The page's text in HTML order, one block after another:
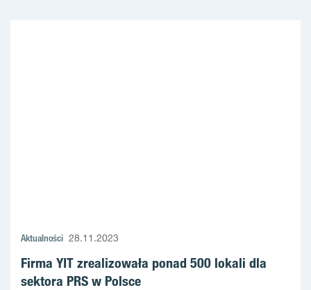
Aktualności 28.11.2023
Firma YIT zrealizowała ponad 500 lokali dla
sektora PRS w Polsce